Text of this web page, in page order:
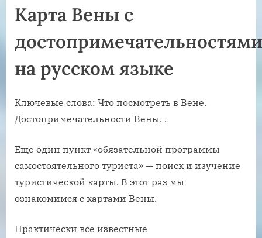
Карта Вены с
достопримечательностями
на русском языке
Ключевые слова: Что посмотреть в Вене.
Достопримечательности Вены. .
Еще один пункт «обязательной программы
самостоятельного туриста» — поиск и изучение
туристической карты. В этот раз мы
ознакомимся с картами Вены.
Практически все известные